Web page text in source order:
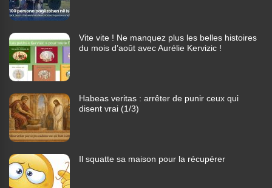
Vite vite ! Ne manquez plus les belles histoires
du mois d’août avec Aurélie Kervizic !
Habeas veritas : arrêter de punir ceux qui
disent vrai (1/3)
Il squatte sa maison pour la récupérer